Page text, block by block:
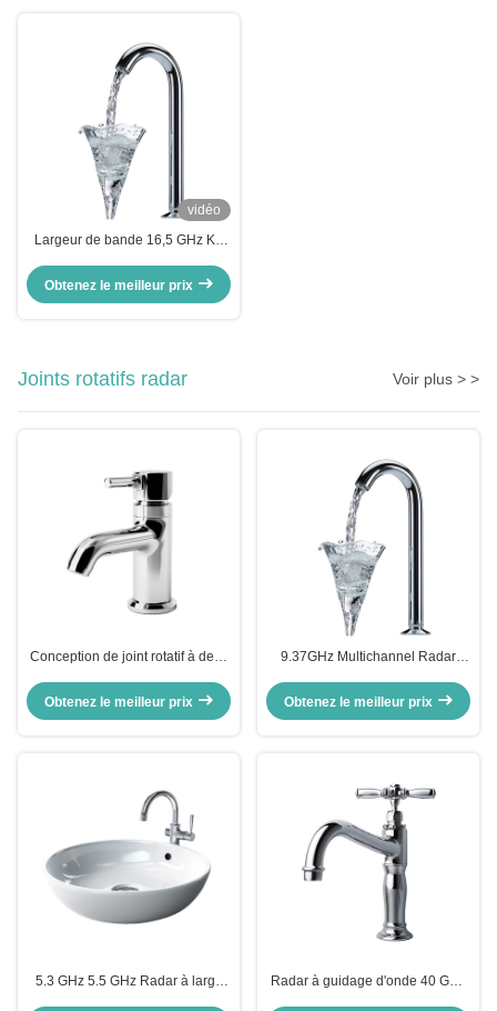
vidéo
Largeur de bande 16,5 GHz Ku
stationnaire
Obtenez le meilleur prix
Joints rotatifs radar Voir plus > >
Conception de joint rotatif à deux
GHz
Obtenez le meilleur prix
9.37GHz Multichannel Radar
Fréquence 3
Obtenez le meilleur prix
5.3 GHz 5.5 GHz Radar à large
Radar à guidage d'onde 40 GHz